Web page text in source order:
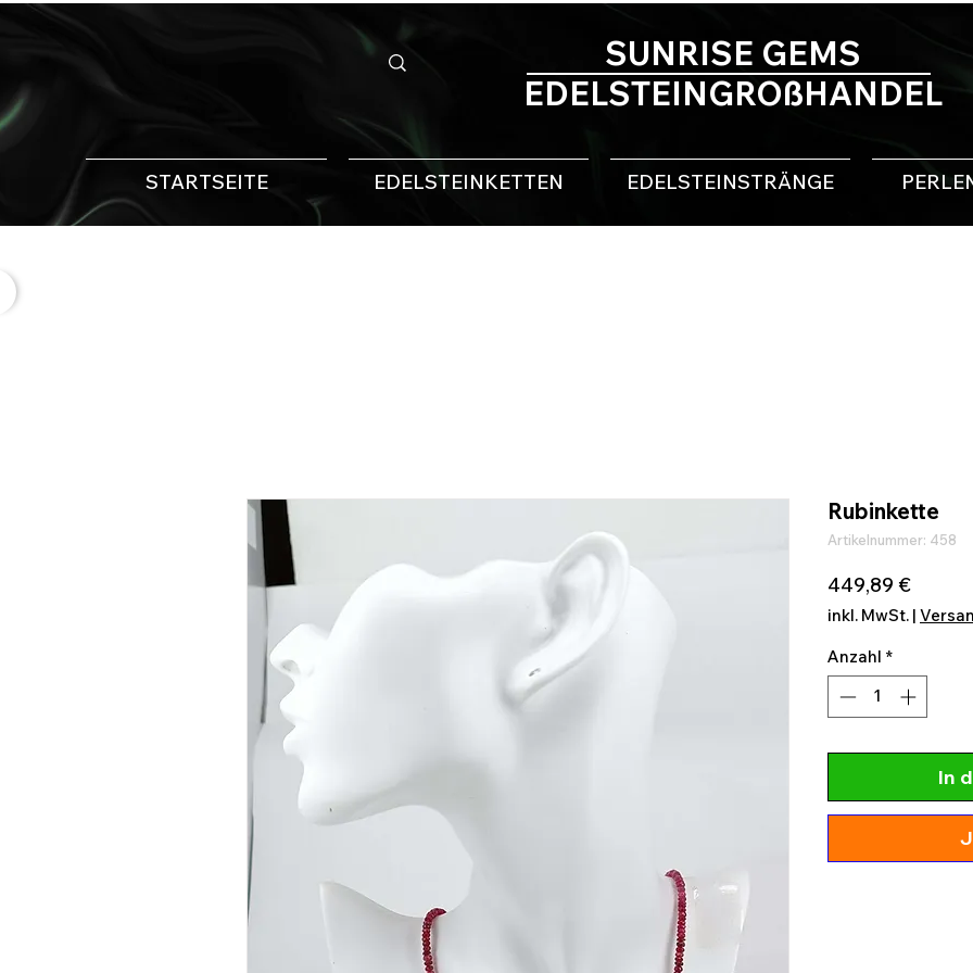
STARTSEITE EDELSTEINKETTEN EDELSTEINSTRÄNGE
SUNRISE GEMS
EDELSTEINGROßHANDEL
Rubinkette
Artikelnummer: 458
449,89 €Preis
inkl. MwSt. |
Anzahl *
In